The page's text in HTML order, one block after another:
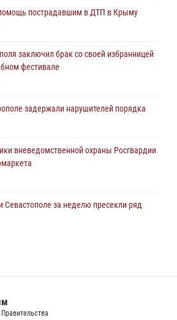
задержали гражданина,
серии краж
задержали нарушителя на охраняемом
пострадавшим в ДТП в Крыму
заключил брак со своей избранницей
фестивале
задержали нарушителей порядка
вневедомственной охраны Росгвардии
за неделю пресекли ряд
подозреваемого в краже